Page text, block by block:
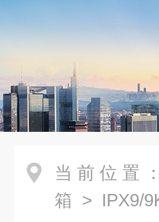
当前位置：
箱 > IPX9/